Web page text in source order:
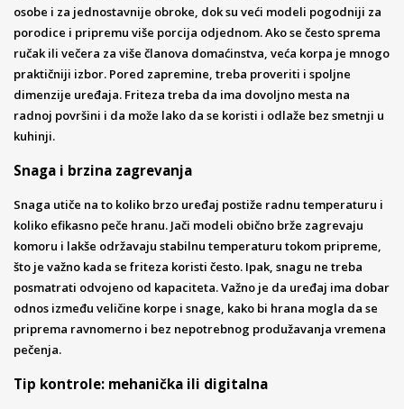
osobe i za jednostavnije obroke, dok su veći modeli pogodniji za
porodice i pripremu više porcija odjednom. Ako se često sprema
ručak ili večera za više članova domaćinstva, veća korpa je mnogo
praktičniji izbor. Pored zapremine, treba proveriti i spoljne
dimenzije uređaja. Friteza treba da ima dovoljno mesta na
radnoj površini i da može lako da se koristi i odlaže bez smetnji u
kuhinji.
Snaga i brzina zagrevanja
Snaga utiče na to koliko brzo uređaj postiže radnu temperaturu i
koliko efikasno peče hranu. Jači modeli obično brže zagrevaju
komoru i lakše održavaju stabilnu temperaturu tokom pripreme,
što je važno kada se friteza koristi često. Ipak, snagu ne treba
posmatrati odvojeno od kapaciteta. Važno je da uređaj ima dobar
odnos između veličine korpe i snage, kako bi hrana mogla da se
priprema ravnomerno i bez nepotrebnog produžavanja vremena
pečenja.
Tip kontrole: mehanička ili digitalna